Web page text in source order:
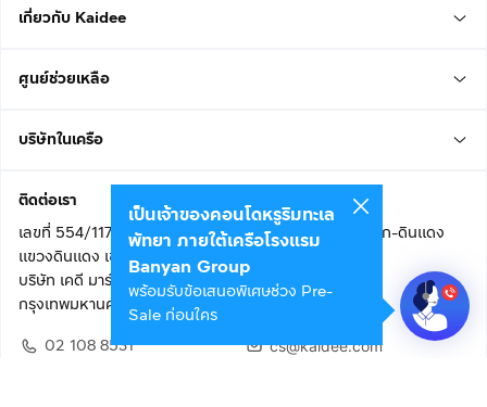
เกี่ยวกับ Kaidee
ศูนย์ช่วยเหลือ
บริษัทในเครือ
ติดต่อเรา
เลขที่ 554/117 อาคารสกายไนน์ เซ็นเตอร์ ชั้น 22 ถนนอโศก-ดินแดง
แขวงดินแดง เขตดินแดง
บริษัท เคดี มาร์เก็ตเพลส จำกัด (สำนักงานใหญ่)
กรุงเทพมหานคร 10400
02 108 8531
cs@kaidee.com
เป็นเจ้าของคอนโดหรูริมทะเล
พัทยา ภายใต้เครือโรงแรม
Banyan Group
พร้อมรับข้อเสนอพิเศษช่วง Pre-
Sale ก่อนใคร